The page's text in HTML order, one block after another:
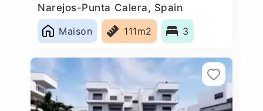
Narejos-Punta Calera, Spain
Maison
111m2 3